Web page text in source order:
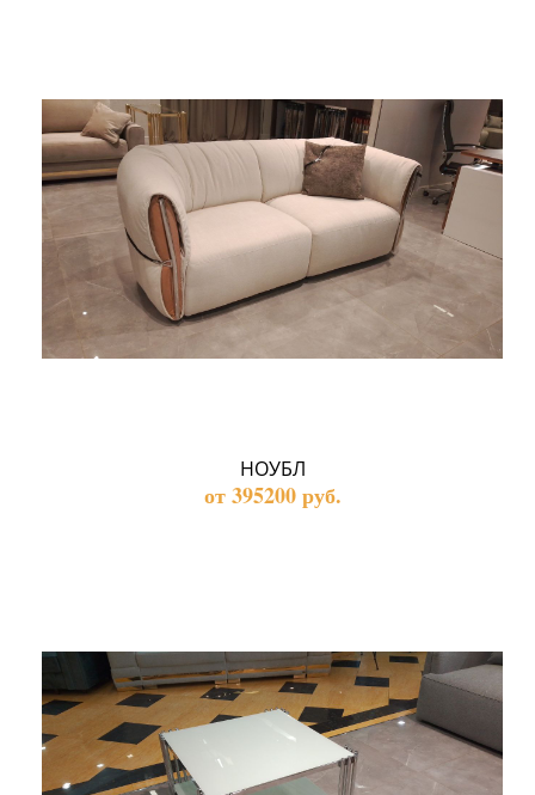
НОУБЛ
от 395200 руб.